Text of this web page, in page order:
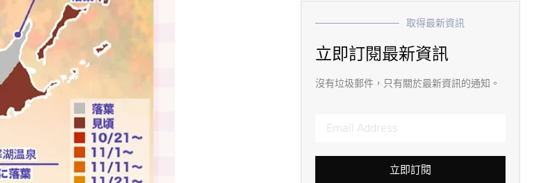
取得最新資訊
立即訂閱最新資訊
沒有垃圾郵件，只有關於最新資訊的通知。
立即訂閱